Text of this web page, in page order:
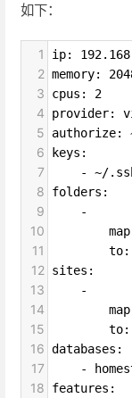
如下：
1 ip:
2 memory:
3 cpus: 2
4 provider:
5 authorize:
6 keys:
7
- ~/
8 folders:
9
    -
10
11
12 sites:
13
    -
14
15
16 databases:
17
-
18 features: